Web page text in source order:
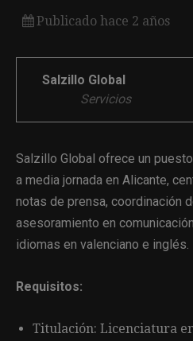
Publicado hace 2 años
Salzillo Global
Servicios
Salzillo Global ofrece un
a media jornada en Alicante,
notas de prensa, coordinación
asesoramiento en
idiomas en valenciano e inglés.
Requisitos:
Titulación: Licenciatura